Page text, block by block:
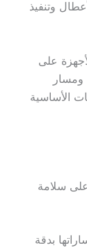
وتنفيذ
على
ومسار
الأساسية
سلامة
بدقة